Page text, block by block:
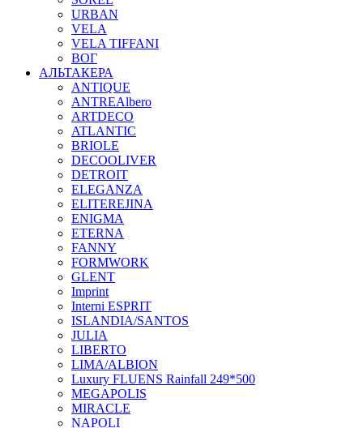
URBAN
VELA
VELA TIFFANI
ВОГ
АЛЬТАКЕРА
ANTIQUE
ANTREAlbero
ARTDECO
ATLANTIC
BRIOLE
DECOOLIVER
DETROIT
ELEGANZA
ELITEREJINA
ENIGMA
ETERNA
FANNY
FORMWORK
GLENT
Imprint
Interni ESPRIT
ISLANDIA/SANTOS
JULIA
LIBERTO
LIMA/ALBION
Luxury FLUENS Rainfall 249*500
MEGAPOLIS
MIRACLE
NAPOLI